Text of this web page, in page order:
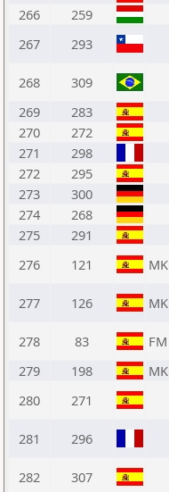
266
259
267
293
268 309
269
283
270
272
271
298
272
295
273
300
274
268
275
291
276
121 MK
277 126 MK
278 83 FM
279
198 MK
280
271
281 296
282 307